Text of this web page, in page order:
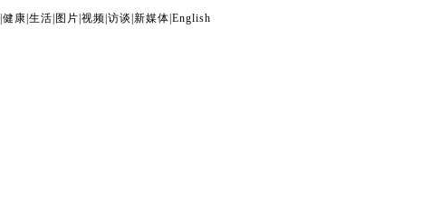
健康 生活 图片 视频 访谈 新媒体 English